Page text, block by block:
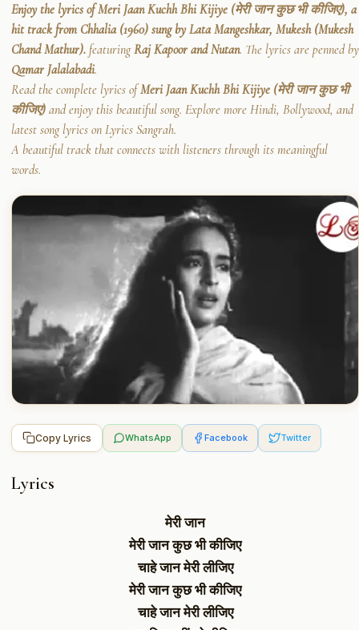
Enjoy the lyrics of Meri Jaan Kuchh Bhi Kijiye (मेरी जान कुछ भी कीजिए), a
hit track from Chhalia (1960) sung by Lata Mangeshkar, Mukesh (Mukesh
Chand Mathur). featuringRaj Kapoor and Nutan. The lyrics are penned by
Qamar Jalalabadi.
Read the complete lyrics ofMeri Jaan Kuchh Bhi Kijiye (मेरी जान कुछ भी
कीजिए) and enjoy this beautiful song. Explore more Hindi, Bollywood, and
latest song lyrics on Lyrics Sangrah.
A beautiful track that connects with listeners through its meaningful
words.
Copy Lyrics WhatsApp Facebook Twitter
Lyrics
मेरी जान
मेरी जान कुछ भी कीजिए
चाहे जान मेरी लीजिए
मेरी जान कुछ भी कीजिए
चाहे जान मेरी लीजिए